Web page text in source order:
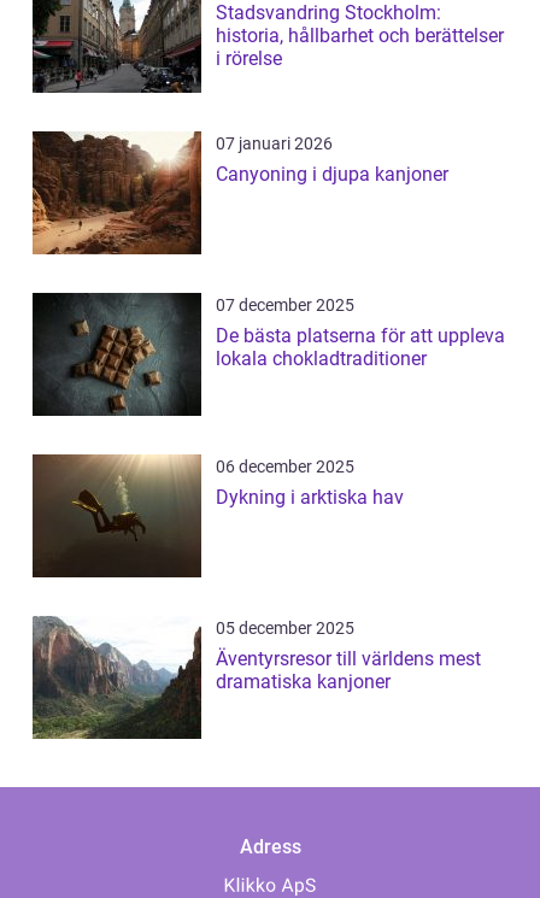
Stadsvandring Stockholm:
historia, hållbarhet och berättelser
i rörelse
07 januari 2026
Canyoning i djupa kanjoner
07 december 2025
De bästa platserna för att uppleva
lokala chokladtraditioner
06 december 2025
Dykning i arktiska hav
05 december 2025
Äventyrsresor till världens mest
dramatiska kanjoner
Adress